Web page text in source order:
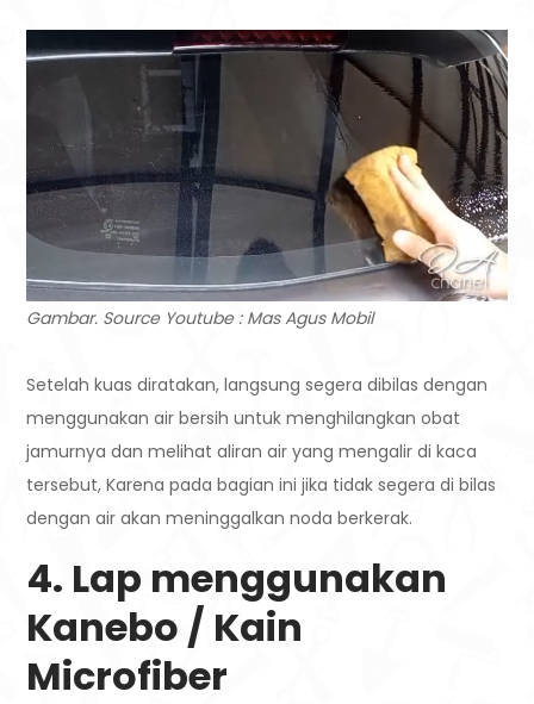
Gambar. Source Youtube : Mas Agus Mobil
Setelah kuas diratakan, langsung segera dibilas dengan
menggunakan air bersih untuk menghilangkan obat
jamurnya dan melihat aliran air yang mengalir di kaca
tersebut, Karena pada bagian ini jika tidak segera di bilas
dengan air akan meninggalkan noda berkerak.
4. Lap menggunakan
Kanebo / Kain
Microfiber